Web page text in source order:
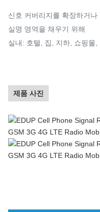
신호 커버리지를 확장하거
실명 영역을 채우기 위해
실내: 호텔, 집, 지하, 쇼핑몰
제품 사진